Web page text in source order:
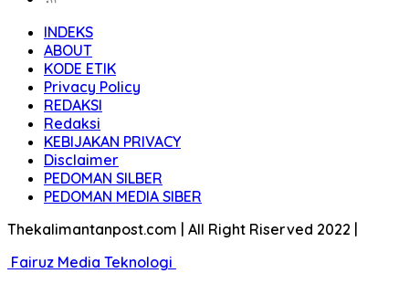
INDEKS
ABOUT
KODE ETIK
Privacy Policy
REDAKSI
Redaksi
KEBIJAKAN PRIVACY
Disclaimer
PEDOMAN SILBER
PEDOMAN MEDIA SIBER
Thekalimantanpost.com | All Right Riserved 2022 |
Fairuz Media Teknologi